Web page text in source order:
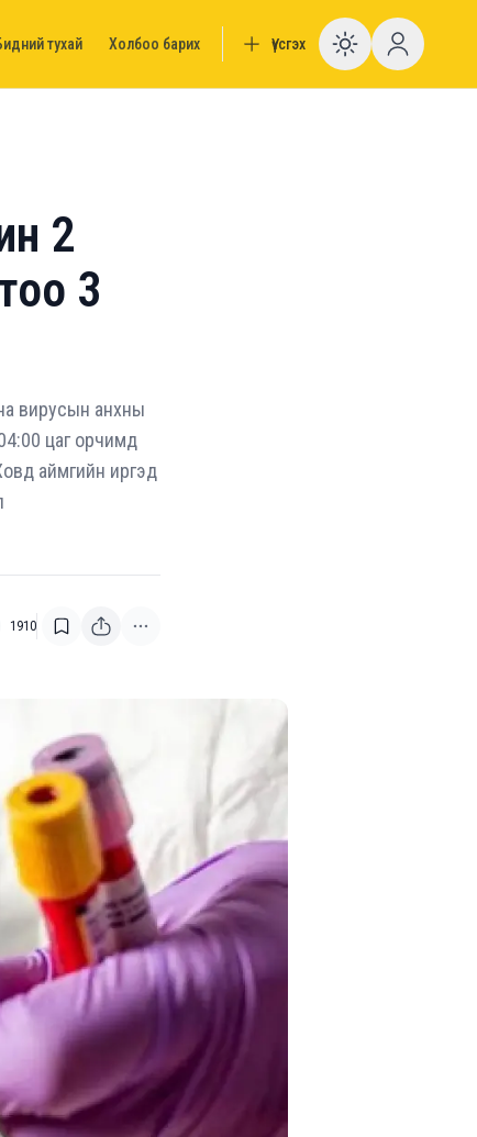
тухай Холбоо барих Үүсгэх Enable
2
3
вирусын анхны
цаг орчимд
аймгийн иргэд
1910